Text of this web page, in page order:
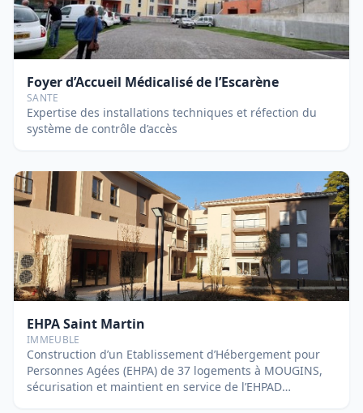
Foyer d’Accueil Médicalisé de l’Escarène
SANTE
Expertise des installations techniques et réfection du
système de contrôle d’accès
EHPA Saint Martin
IMMEUBLE
Construction d’un Etablissement d’Hébergement pour
Personnes Agées (EHPA) de 37 logements à MOUGINS,
sécurisation et maintient en service de l’EHPAD